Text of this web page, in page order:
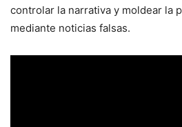
controlar la narrativa y moldear la
mediante noticias falsas.